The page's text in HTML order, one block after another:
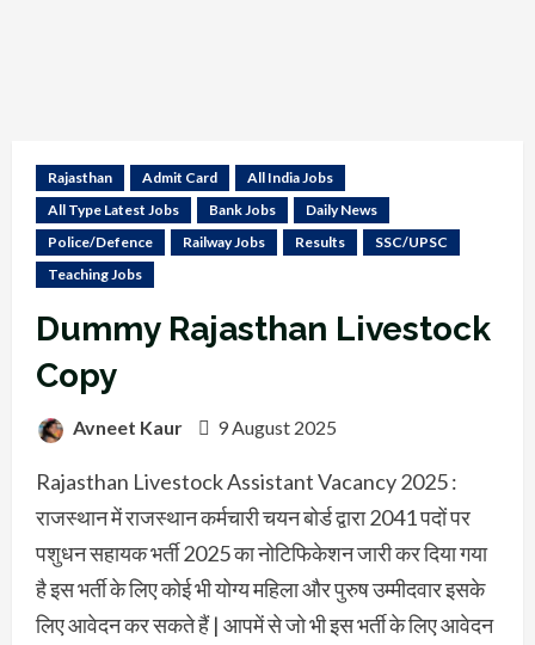
Rajasthan Admit Card
All India Jobs
All Type Latest Jobs
Bank Jobs
Daily News
Police/Defence
Railway Jobs Results
SSC/UPSC
Teaching Jobs
Dummy Rajasthan Livestock
Copy
Avneet Kaur 9 August 2025
Rajasthan Livestock Assistant Vacancy 2025 :
राजस्थान में राजस्थान कर्मचारी चयन बोर्ड द्वारा 2041 पदों पर
पशुधन सहायक भर्ती 2025 का नोटिफिकेशन जारी कर दिया गया
है इस भर्ती के लिए कोई भी योग्य महिला और पुरुष उम्मीदवार इसके
लिए आवेदन कर सकते हैं | आपमें से जो भी इस भर्ती के लिए आवेदन